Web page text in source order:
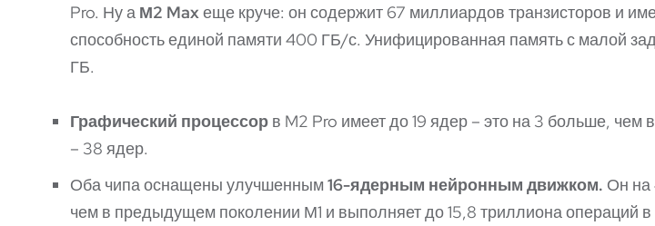
Pro. Ну а М2 Maxеще круче: он содержит 67 миллиардов транзисторов и
способность единой памяти 400 ГБ/с. Унифицированная память с малой
ГБ.
Графический процессор в M2 Pro имеет до 19 ядер – это на 3 больше, чем
– 38 ядер.
Оба чипа оснащены улучшенным 16-ядерным нейронным движком. Он на
чем в предыдущем поколении М1 и выполняет до 15,8 триллиона операций в